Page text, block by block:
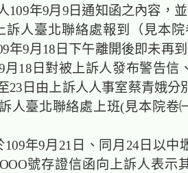
109年9月9日通知函之內容，
訴人臺北聯絡處報到（見本院
年9月18日下午離開後即未再
月18日對被上訴人發布警告信
23日由上訴人人事室蔡青娥分
人臺北聯絡處上班(見本院卷
年9月21日、同月24日以中
號存證信函向上訴人表示